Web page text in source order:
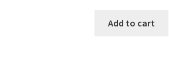
Add to cart